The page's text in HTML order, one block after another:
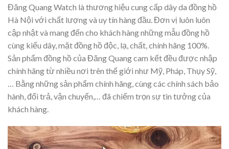
Đăng Quang Watch là thương hiệu cung cấp dây da đồng hồ
Hà Nội với chất lượng và uy tín hàng đầu. Đơn vị luôn luôn
cập nhật và mang đến cho khách hàng những mẫu đồng hồ
cùng kiểu dây, mặt đồng hồ độc, lạ, chất, chính hãng 100%.
Sản phẩm đồng hồ của Đăng Quang cam kết đều được nhập
chính hãng từ nhiều nơi trên thế giới như Mỹ, Pháp, Thụy Sỹ,
… Bằng những sản phẩm chính hãng, cùng các chính sách bảo
hành, đổi trả, vận chuyển,… đã chiếm trọn sự tin tưởng của
khách hàng.